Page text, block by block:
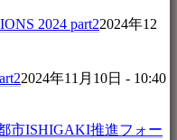
2024 part22024年12
2024年11月10日 - 10:40
市ISHIGAKI推進フォー